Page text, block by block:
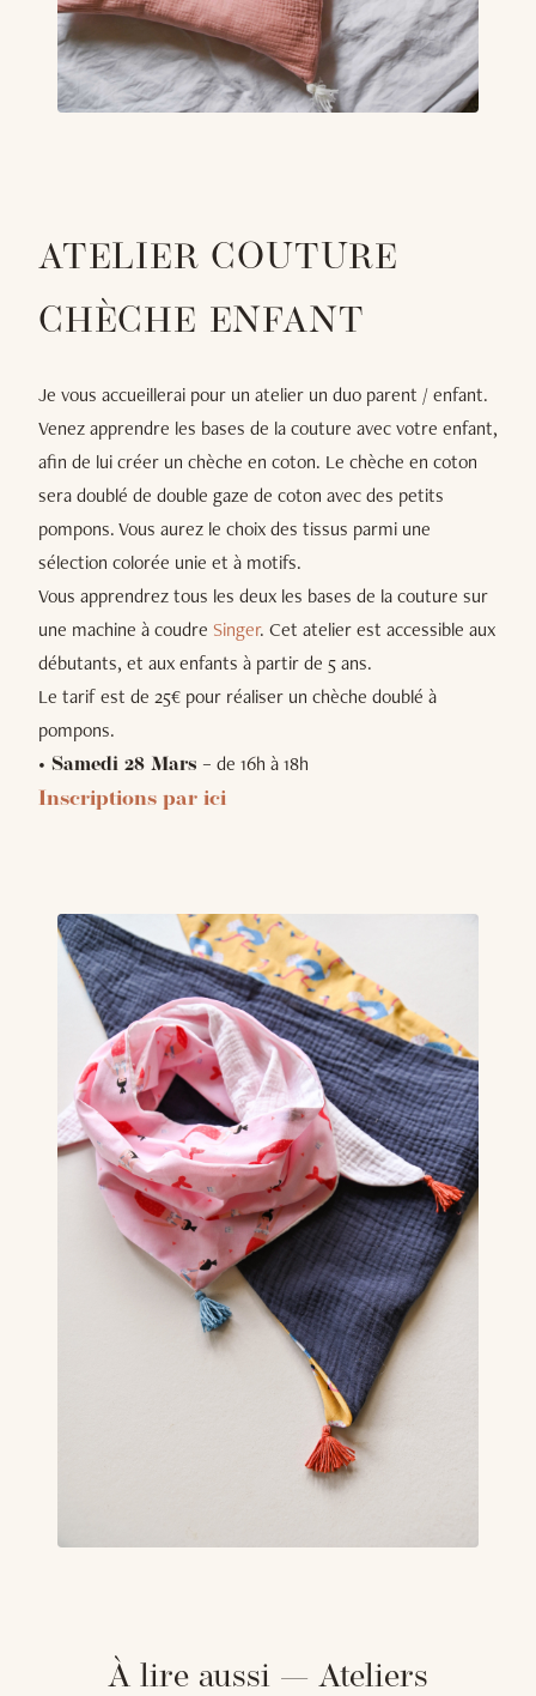
ATELIER COUTURE
CHÈCHE ENFANT
Je vous accueillerai pour un atelier un duo parent / enfant.
Venez apprendre les bases de la couture avec votre enfant,
afin de lui créer un chèche en coton. Le chèche en coton
sera doublé de double gaze de coton avec des petits
pompons. Vous aurez le choix des tissus parmi une
sélection colorée unie et à motifs.
Vous apprendrez tous les deux les bases de la couture sur
une machine à coudre Singer. Cet atelier est accessible aux
débutants, et aux enfants à partir de 5 ans.
Le tarif est de 25€ pour réaliser un chèche doublé à
pompons.
• Samedi 28 Mars – de 16h à 18h
Inscriptions par ici
À lire aussi — Ateliers